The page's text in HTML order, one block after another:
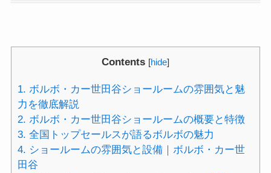
Contents [hide]
1. ボルボ・カー世田谷ショールームの雰囲気と魅
力を徹底解説
2. ボルボ・カー世田谷ショールームの概要と特徴
3. 全国トップセールスが語るボルボの魅力
4. ショールームの雰囲気と設備｜ボルボ・カー世
田谷